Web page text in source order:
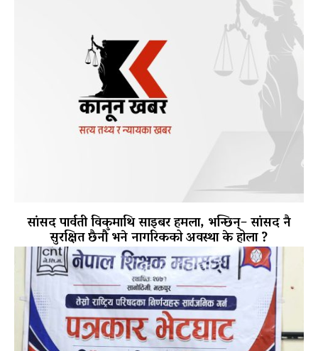
सांसद पार्वती विकमाथि साइबर हमला, भन्छिन्– सांसद नै
सुरक्षित छैनौँ भने नागरिकको अवस्था के होला ?